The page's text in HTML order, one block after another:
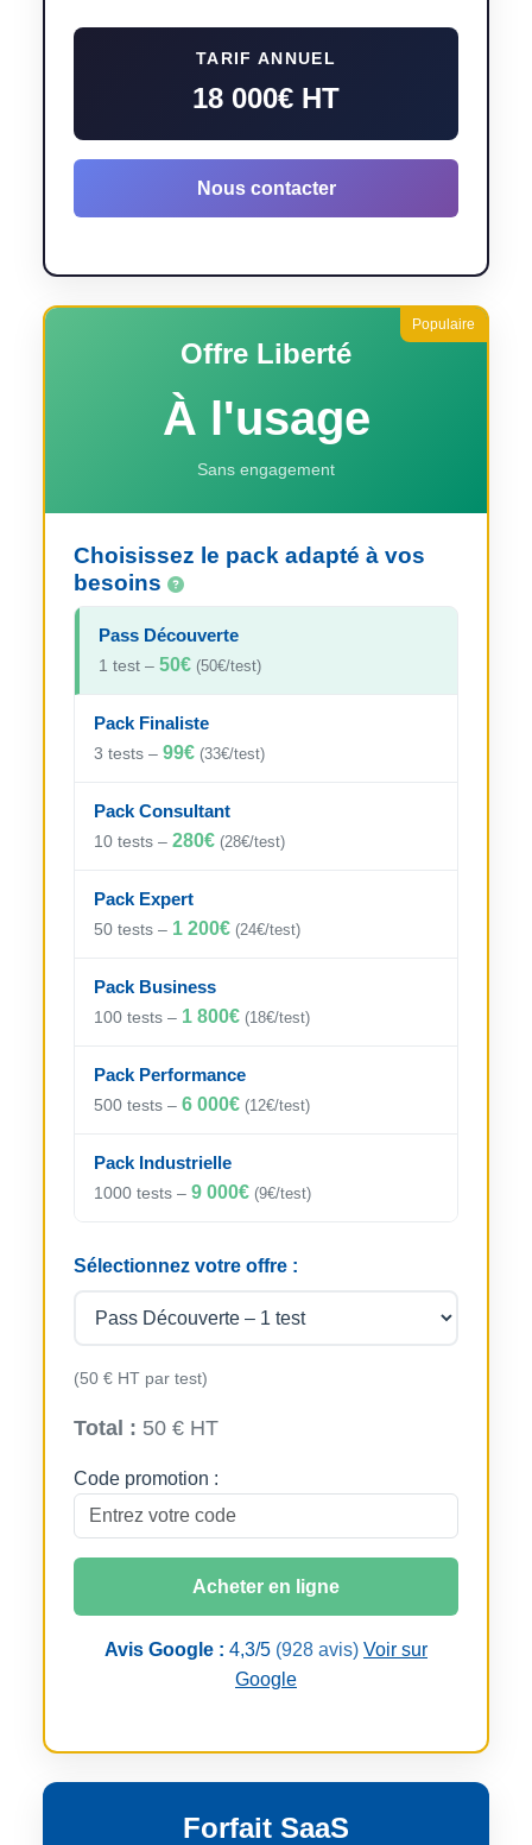
TARIF ANNUEL
18 000€ HT
Nous contacter
Offre Liberté
À l'usage
Sans engagement
Choisissez le pack adapté à vos
besoins
Pass Découverte
1 test – 50€ (50€/test)
Pack Finaliste
3 tests – 99€ (33€/test)
Pack Consultant
10 tests – 280€ (28€/test)
Pack Expert
50 tests – 1 200€ (24€/test)
Pack Business
100 tests – 1 800€ (18€/test)
Pack Performance
500 tests – 6 000€ (12€/test)
Pack Industrielle
1000 tests – 9 000€ (9€/test)
Sélectionnez votre offre :
(50 € HT par test)
Total : 50 € HT
Code promotion :
Acheter en ligne
Avis Google : 4,3/5 (928 avis) Voir sur
Google
Forfait SaaS